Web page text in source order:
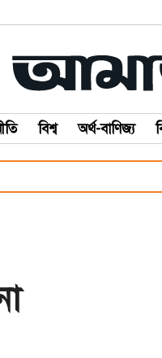
বিশ্ব অর্থ-বাণিজ্য